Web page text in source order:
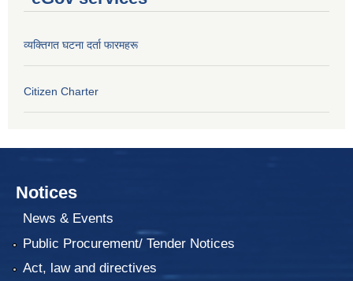
व्यक्तिगत घटना दर्ता फारमहरू
Citizen Charter
Notices
News & Events
Public Procurement/ Tender Notices
Act, law and directives